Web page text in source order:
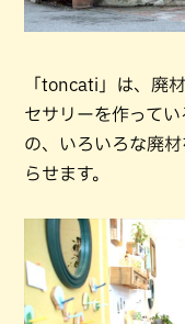
「toncati」は、廃
セサリーを作って
の、いろいろな廃
らせます。